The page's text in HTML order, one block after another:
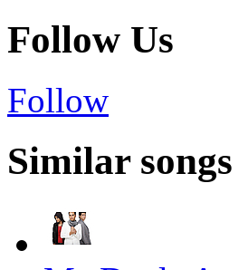
Follow Us
Follow
Similar songs